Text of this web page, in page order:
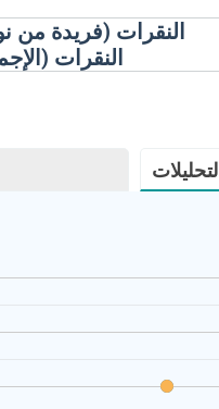
النقرات (فريدة من
النقرات
التحليلات